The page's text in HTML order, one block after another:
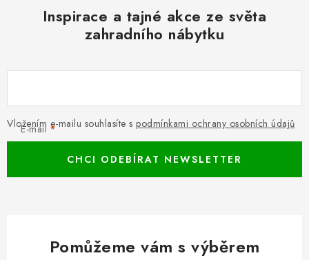
Inspirace a tajné akce ze světa
zahradního nábytku
E-mail
Vložením e-mailu souhlasíte s podmínkami ochrany osobních údajů
CHCI ODEBÍRAT NEWSLETTER
Pomůžeme vám s výběrem